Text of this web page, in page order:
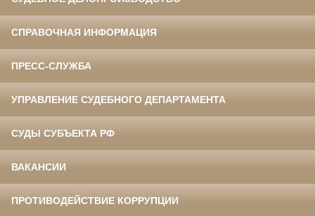
СПРАВОЧНАЯ ИНФОРМАЦИЯ
ПРЕСС-СЛУЖБА
УПРАВЛЕНИЕ СУДЕБНОГО ДЕПАРТАМЕНТА
СУДЫ СУБЪЕКТА РФ
ВАКАНСИИ
ПРОТИВОДЕЙСТВИЕ КОРРУПЦИИ